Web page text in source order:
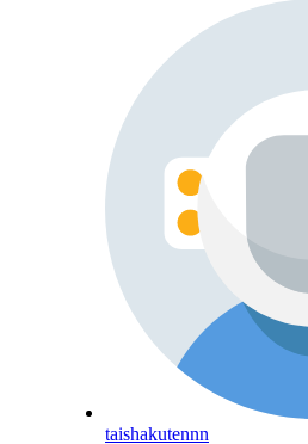
taishakutennn